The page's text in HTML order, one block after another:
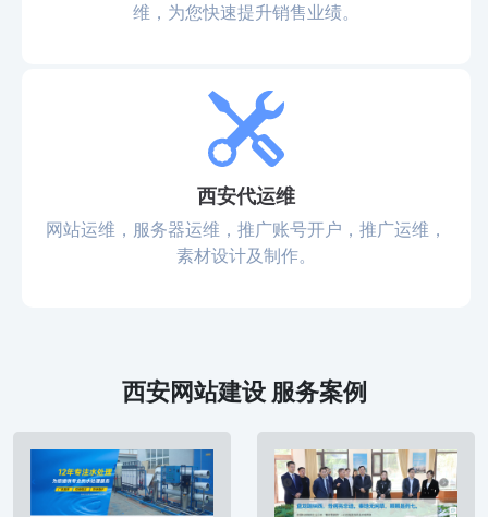
维，为您快速提升销售业绩。
西安代运维
网站运维，服务器运维，推广账号开户，推广运维，
素材设计及制作。
西安网站建设 服务案例